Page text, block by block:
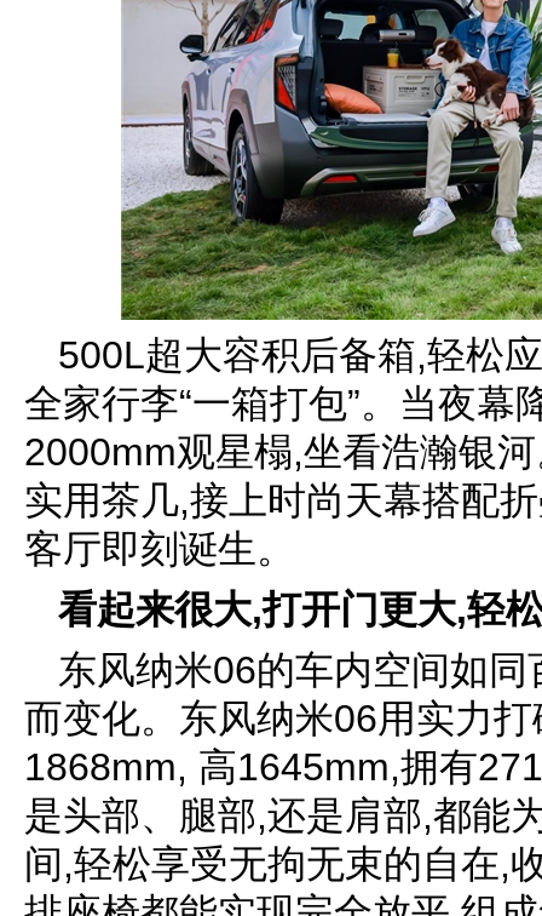
500L超大容积后备箱,轻松
全家行李“一箱打包”。当夜
2000mm观星榻,坐看浩瀚银
实用茶几,接上时尚天幕搭配
客厅即刻诞生。
看起来很大,打开门更大,轻
东风纳米06的车内空间如
而变化。东风纳米06用实力
1868mm, 高1645mm,拥有
是头部、腿部,还是肩部,都能
间,轻松享受无拘无束的自在,